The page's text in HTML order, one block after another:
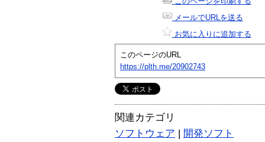
メールでURLを送る
お気に入りに追加する
このページのURL
https://plth.me/20902743
関連カテゴリ
ソフトウェア | 開発ソフト